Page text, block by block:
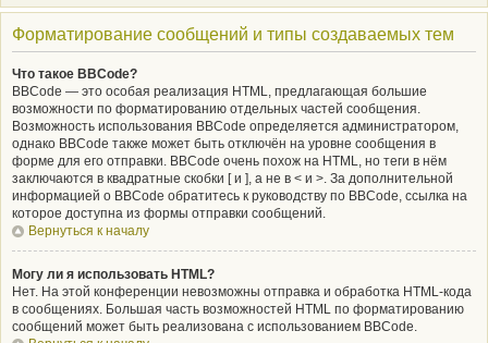
Форматирование сообщений и типы создаваемых тем
Что такое BBCode?
BBCode — это особая реализация HTML, предлагающая большие
возможности по форматированию отдельных частей сообщения.
Возможность использования BBCode определяется администратором,
однако BBCode также может быть отключён на уровне сообщения в
форме для его отправки. BBCode очень похож на HTML, но теги в нём
заключаются в квадратные скобки [ и ], а не в < и >. За дополнительной
информацией о BBCode обратитесь к руководству по BBCode, ссылка на
которое доступна из формы отправки сообщений.
Вернуться к началу
Могу ли я использовать HTML?
Нет. На этой конференции невозможны отправка и обработка HTML-кода
в сообщениях. Большая часть возможностей HTML по форматированию
сообщений может быть реализована с использованием BBCode.